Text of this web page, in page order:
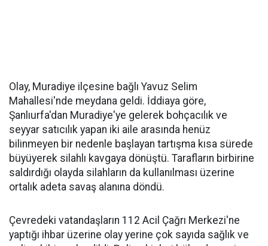
Olay, Muradiye ilçesine bağlı Yavuz Selim
Mahallesi'nde meydana geldi. İddiaya göre,
Şanlıurfa'dan Muradiye'ye gelerek bohçacılık ve
seyyar satıcılık yapan iki aile arasında henüz
bilinmeyen bir nedenle başlayan tartışma kısa sürede
büyüyerek silahlı kavgaya dönüştü. Tarafların birbirine
saldırdığı olayda silahların da kullanılması üzerine
ortalık adeta savaş alanına döndü.
Çevredeki vatandaşların 112 Acil Çağrı Merkezi'ne
yaptığı ihbar üzerine olay yerine çok sayıda sağlık ve